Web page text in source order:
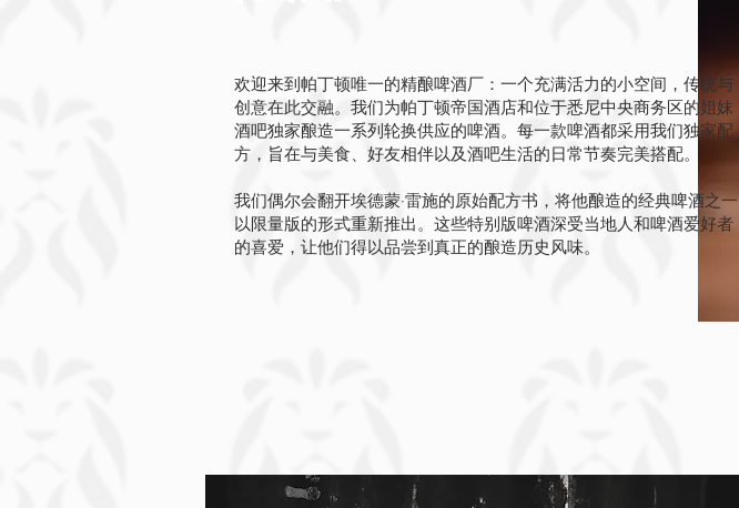
欢迎来到帕丁顿唯一的精酿啤酒厂：一个充满活力的小空间，传统与
创意在此交融。我们为帕丁顿帝国酒店和位于悉尼中央商务区的姐妹
酒吧独家酿造一系列轮换供应的啤酒。每一款啤酒都采用我们独家配
方，旨在与美食、好友相伴以及酒吧生活的日常节奏完美搭配。
我们偶尔会翻开埃德蒙·雷施的原始配方书，将他酿造的经典啤酒之一
以限量版的形式重新推出。这些特别版啤酒深受当地人和啤酒爱好者
的喜爱，让他们得以品尝到真正的酿造历史风味。